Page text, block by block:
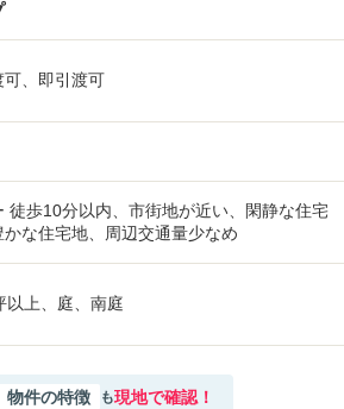
可、即引渡可
徒歩10分以内、市街地が近い、閑静な住宅
かな住宅地、周辺交通量少なめ
以上、庭、南庭
物件の特徴 も現地で確認！